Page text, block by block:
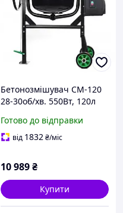
Бетонозмішувач СМ-120
28-30об/хв. 550Вт, 120л
Готово до відправки
від 1832₴/міс
10 989₴
Купити